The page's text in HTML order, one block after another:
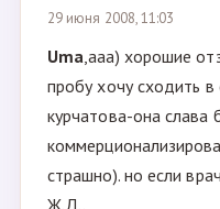
29 июня 2008, 11:03
Uma,ааа) хорошие
пробу хочу сходить
курчатова-она слава
страшно). но если
Ж.Д..